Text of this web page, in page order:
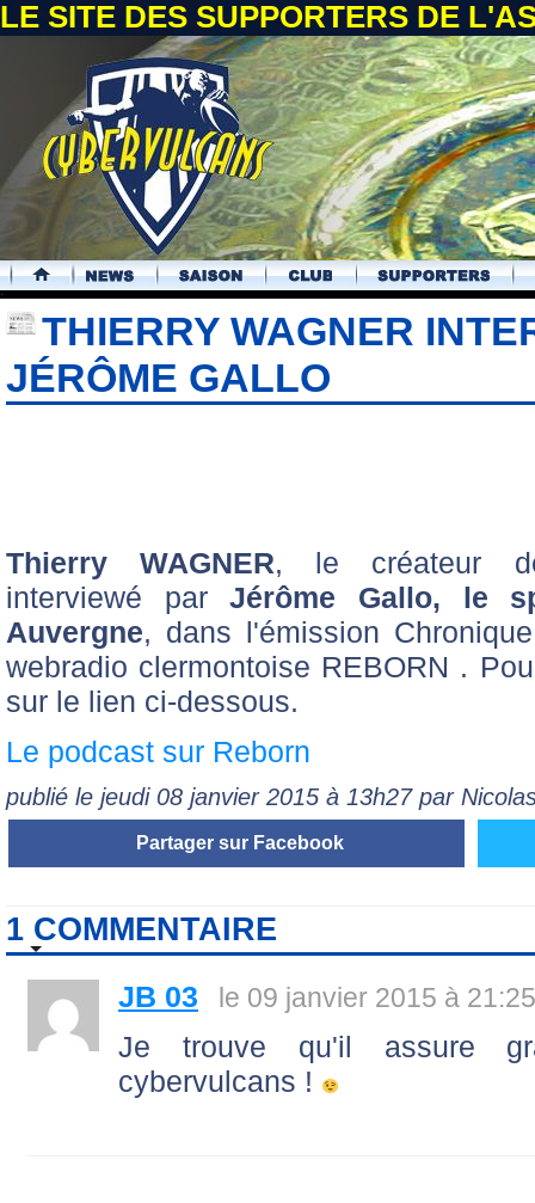
LE SITE DES SUPPORTERS DE
.
THIERRY WAGNER
JÉRÔME GALLO
Thierry WAGNER, le créateur
interviewé parJérôme Gallo, le
Auvergne, dans l'émission
webradio clermontoise REBORN .
sur le lien ci-dessous.
Le podcast sur Reborn
publié le jeudi 08 janvier 2015 à 13h27 par
Partager sur Facebook
1 COMMENTAIRE
JB 03 le 09 janvier 2015 à 21:25
Je trouve qu'il assure
cybervulcans !